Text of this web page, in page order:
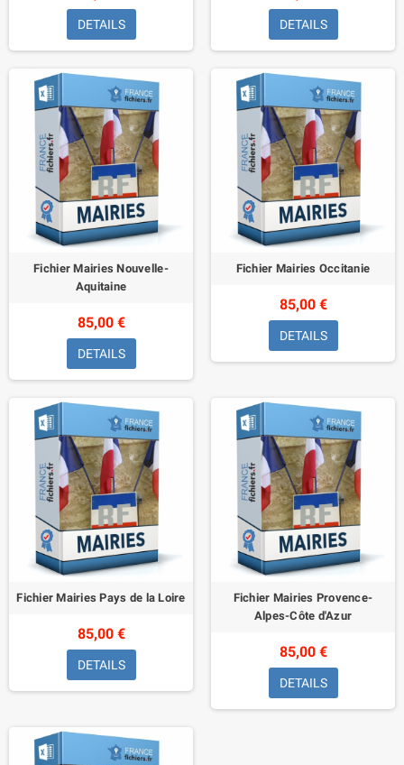
DETAILS DETAILS
Fichier Mairies Nouvelle-
Aquitaine
85,00 €
DETAILS
Fichier Mairies Occitanie
85,00 €
DETAILS
Fichier Mairies Pays de la Loire
85,00 €
DETAILS
Fichier Mairies Provence-
Alpes-Côte d'Azur
85,00 €
DETAILS